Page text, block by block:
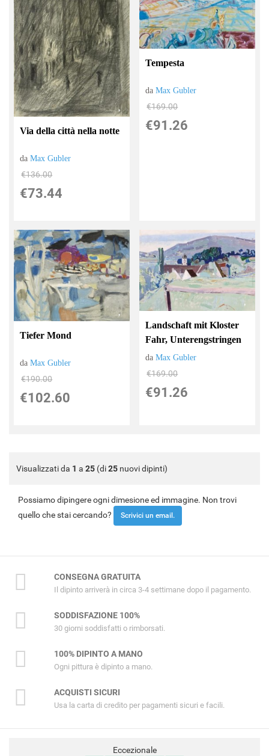
Via della città nella notte
daMax Gubler
€136.00
€73.44
Tempesta
daMax Gubler
€169.00
€91.26
Tiefer Mond
daMax Gubler
€190.00
€102.60
Landschaft mit Kloster
Fahr, Unterengstringen
daMax Gubler
€169.00
€91.26
Visualizzati da 1 a 25 (di25 nuovi dipinti)
Possiamo dipingere ogni dimesione ed immagine. Non trovi
quello che stai cercando?
Scrivici un email.
CONSEGNA GRATUITA
Il dipinto arriverà in circa 3-4 settimane dopo il pagamento.
SODDISFAZIONE 100%
30 giorni soddisfatti o rimborsati.
100% DIPINTO A MANO
Ogni pittura è dipinto a mano.
ACQUISTI SICURI
Usa la carta di credito per pagamenti sicuri e facili.
Eccezionale